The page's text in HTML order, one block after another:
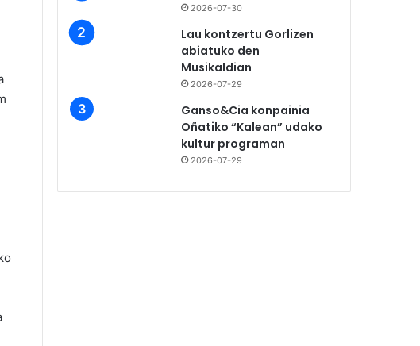
2026-07-30
Lau kontzertu Gorlizen
abiatuko den
Musikaldian
2026-07-29
Ganso&Cia konpainia
Oñatiko “Kalean” udako
kultur programan
2026-07-29